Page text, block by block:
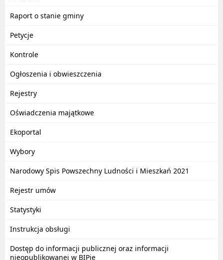
Raport o stanie gminy
Petycje
Kontrole
Ogłoszenia i obwieszczenia
Rejestry
Oświadczenia majątkowe
Ekoportal
Wybory
Narodowy Spis Powszechny Ludności i Mieszkań 2021
Rejestr umów
Statystyki
Instrukcja obsługi
Dostęp do informacji publicznej oraz informacji
nieopublikowanej w BIPie